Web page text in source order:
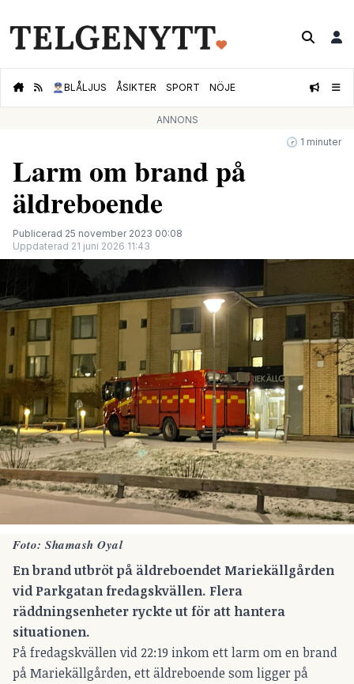
👮🏻‍♂️BLÅLJUS ÅSIKTER SPORT NÖJE
ANNONS
🕝 1 minuter
Larm om brand på
äldreboende
Publicerad 25 november 2023 00:08
Uppdaterad 21 juni 2026 11:43
Foto: Shamash Oyal
En brand utbröt på äldreboendet Mariekällgården
vid Parkgatan fredagskvällen. Flera
räddningsenheter ryckte ut för att hantera
situationen.
På fredagskvällen vid 22:19 inkom ett larm om en brand
på Mariekällgården, ett äldreboende som ligger på